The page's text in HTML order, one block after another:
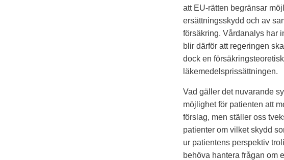
att EU-rätten begränsar
ersättningsskydd och av
försäkring. Vårdanalys har
blir därför att regeringen
dock en
läkemedelsprissättningen.
Vad gäller det nuvarande
möjlighet för patienten att
förslag, men ställer oss
patienter om vilket skydd
ur patientens perspektiv
behöva hantera frågan om